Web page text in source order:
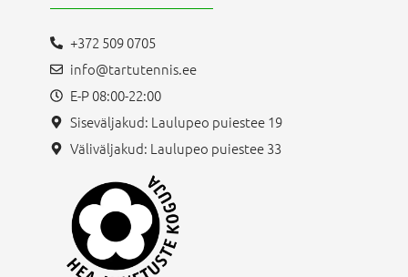
+372 509 0705
info@tartutennis.ee
E-P 08:00-22:00
Siseväljakud: Laulupeo puiestee 19
Väliväljakud: Laulupeo puiestee 33